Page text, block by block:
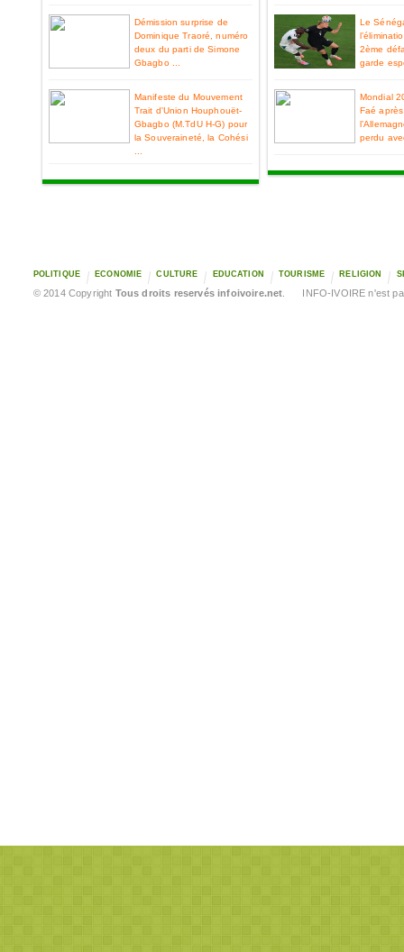
Démission surprise de
Dominique Traoré, numéro
deux du parti de Simone
Gbagbo ...
Manifeste du Mouvement
Trait d'Union Houphouët-
Gbagbo (M.TdU H-G) pour
la Souveraineté, la Cohési
Le
2ème
garde
Mondial
Faé
perdu
POLITIQUE ECONOMIE CULTURE EDUCATION TOURISME RELIGION
© 2014 Copyright Tous droits reservés infoivoire.net . INFO-IVOIRE n'est